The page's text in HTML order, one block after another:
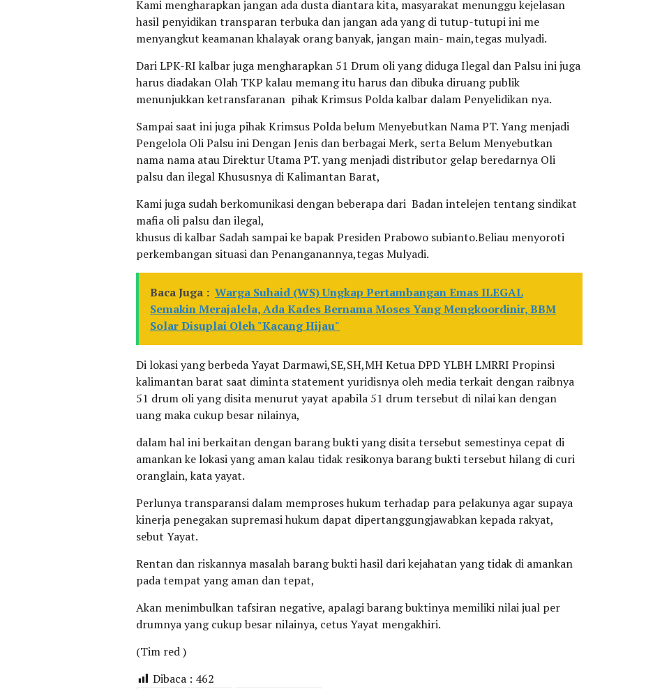
Kami mengharapkan jangan ada dusta diantara kita, masyarakat menunggu kejelasan
hasil penyidikan transparan terbuka dan jangan ada yang di tutup-tutupi ini me
menyangkut keamanan khalayak orang banyak, jangan main- main,tegas mulyadi.
Dari LPK-RI kalbar juga mengharapkan 51 Drum oli yang diduga Ilegal dan Palsu ini juga
harus diadakan Olah TKP kalau memang itu harus dan dibuka diruang publik
menunjukkan ketransfaranan pihak Krimsus Polda kalbar dalam Penyelidikan nya.
Sampai saat ini juga pihak Krimsus Polda belum Menyebutkan Nama PT. Yang menjadi
Pengelola Oli Palsu ini Dengan Jenis dan berbagai Merk, serta Belum Menyebutkan
nama nama atau Direktur Utama PT. yang menjadi distributor gelap beredarnya Oli
palsu dan ilegal Khususnya di Kalimantan Barat,
Kami juga sudah berkomunikasi dengan beberapa dari Badan intelejen tentang sindikat
mafia oli palsu dan ilegal,
khusus di kalbar Sadah sampai ke bapak Presiden Prabowo subianto.Beliau menyoroti
perkembangan situasi dan Penanganannya,tegas Mulyadi.
Baca Juga : Warga Suhaid (WS) Ungkap Pertambangan Emas ILEGAL
Semakin Merajalela, Ada Kades Bernama Moses Yang Mengkoordinir, BBM
Solar Disuplai Oleh "Kacang Hijau"
Di lokasi yang berbeda Yayat Darmawi,SE,SH,MH Ketua DPD YLBH LMRRI Propinsi
kalimantan barat saat diminta statement yuridisnya oleh media terkait dengan raibnya
51 drum oli yang disita menurut yayat apabila 51 drum tersebut di nilai kan dengan
uang maka cukup besar nilainya,
dalam hal ini berkaitan dengan barang bukti yang disita tersebut semestinya cepat di
amankan ke lokasi yang aman kalau tidak resikonya barang bukti tersebut hilang di curi
oranglain, kata yayat.
Perlunya transparansi dalam memproses hukum terhadap para pelakunya agar supaya
kinerja penegakan supremasi hukum dapat dipertanggungjawabkan kepada rakyat,
sebut Yayat.
Rentan dan riskannya masalah barang bukti hasil dari kejahatan yang tidak di amankan
pada tempat yang aman dan tepat,
Akan menimbulkan tafsiran negative, apalagi barang buktinya memiliki nilai jual per
drumnya yang cukup besar nilainya, cetus Yayat mengakhiri.
(Tim red )
Dibaca : 462